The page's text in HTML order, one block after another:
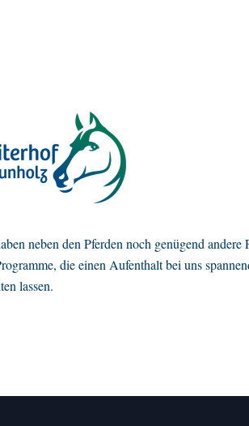
neben den Pferden noch genügend
die einen Aufenthalt bei uns
lassen.